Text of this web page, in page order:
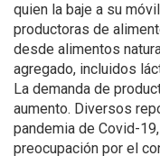
quien la baje a su
productoras de
desde alimentos
agregado, incluidos
La demanda de
aumento. Diversos
pandemia de Covid-
preocupación por el